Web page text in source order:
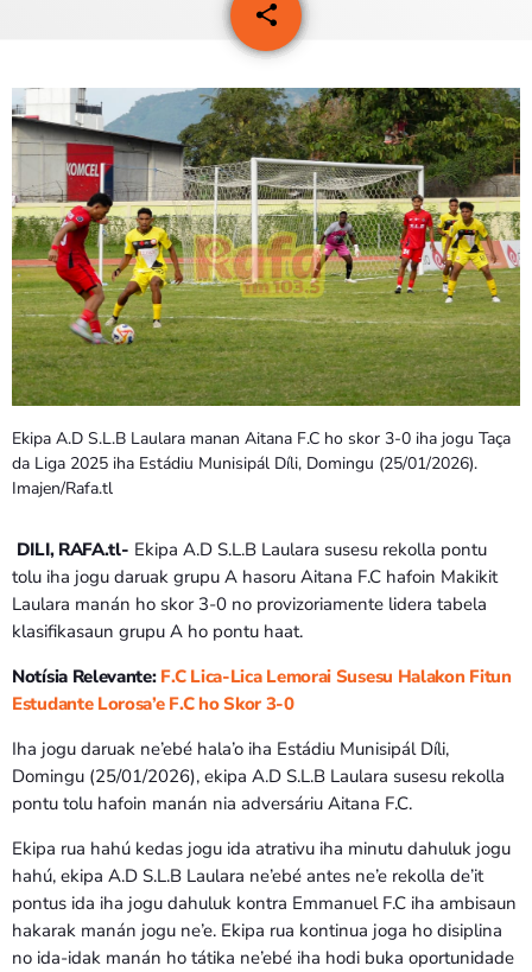
VÍDEO SIRA
EVENTU SIRA
KONTAKTU SIRA
TÉTUM keyboard_arrow_down
TÉTUM
PORTUGUÊS
PRÓXIMOS PROGRAMAS
Bom dia RAFA
7:00 AM - 9:00 AM
Bom dia RAFA
7:00 AM - 10:00 AM
share
email
Ekipa A.D S.L.B Laulara manan Aitana F.C ho skor 3-0 iha jogu Taça
da Liga 2025 iha Estádiu Munisipál Díli, Domingu (25/01/2026).
Imajen/Rafa.tl
DILI, RAFA.tl- Ekipa A.D S.L.B Laulara susesu rekolla pontu
tolu iha jogu daruak grupu A hasoru Aitana F.C hafoin Makikit
Laulara manán ho skor 3-0 no provizoriamente lidera tabela
klasifikasaun grupu A ho pontu haat.
Notísia Relevante: F.C Lica-Lica Lemorai Susesu Halakon Fitun
Estudante Lorosa’e F.C ho Skor 3-0
Iha jogu daruak ne’ebé hala’o iha Estádiu Munisipál Díli,
Domingu (25/01/2026), ekipa A.D S.L.B Laulara susesu rekolla
pontu tolu hafoin manán nia adversáriu Aitana F.C.
Ekipa rua hahú kedas jogu ida atrativu iha minutu dahuluk jogu
hahú, ekipa A.D S.L.B Laulara ne’ebé antes ne’e rekolla de’it
pontus ida iha jogu dahuluk kontra Emmanuel F.C iha ambisaun
hakarak manán jogu ne’e. Ekipa rua kontinua joga ho disiplina
no ida-idak manán ho tátika ne’ebé iha hodi buka oportunidade